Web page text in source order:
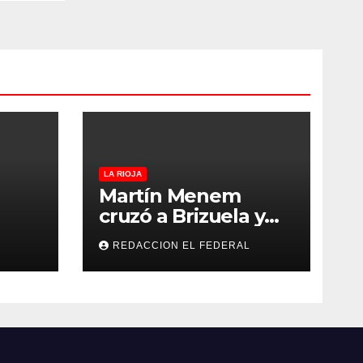
LA RIOJA
Martín Menem
cruzó a Brizuela y
Doria por los
incendios en
Guanchín: “Miente
REDACCION EL FEDERAL